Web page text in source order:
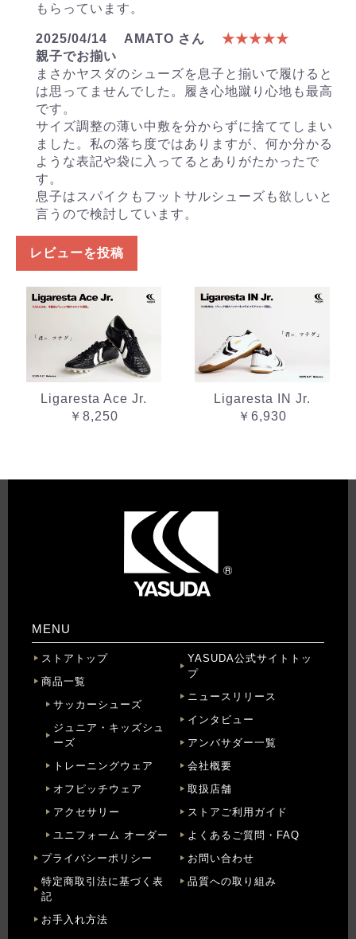
もらっています。
2025/04/14 AMATO さん
★★★★★
親子でお揃い
まさかヤスダのシューズを息子と揃いで履けると
は思ってませんでした。履き心地蹴り心地も最高
です。
サイズ調整の薄い中敷を分からずに捨ててしまい
ました。私の落ち度ではありますが、何か分かる
ような表記や袋に入ってるとありがたかったで
す。
息子はスパイクもフットサルシューズも欲しいと
言うので検討しています。
レビューを投稿
Ligaresta Ace Jr.
￥8,250
Ligaresta IN Jr.
￥6,930
MENU
ストアトップ
商品一覧
サッカーシューズ
ジュニア・キッズシュ
ーズ
トレーニングウェア
オフピッチウェア
アクセサリー
ユニフォーム オーダー
プライバシーポリシー
特定商取引法に基づく表
記
お手入れ方法
YASUDA公式サイトトッ
プ
ニュースリリース
インタビュー
アンバサダー一覧
会社概要
取扱店舗
ストアご利用ガイド
よくあるご質問・FAQ
お問い合わせ
品質への取り組み